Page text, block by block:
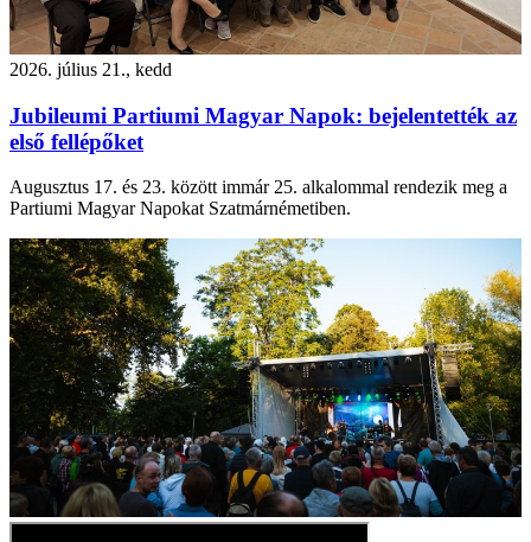
2026. július 21., kedd
Jubileumi Partiumi Magyar Napok: bejelentették az
első fellépőket
Augusztus 17. és 23. között immár 25. alkalommal rendezik meg a
Partiumi Magyar Napokat Szatmárnémetiben.